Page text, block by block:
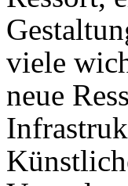
viele
neue